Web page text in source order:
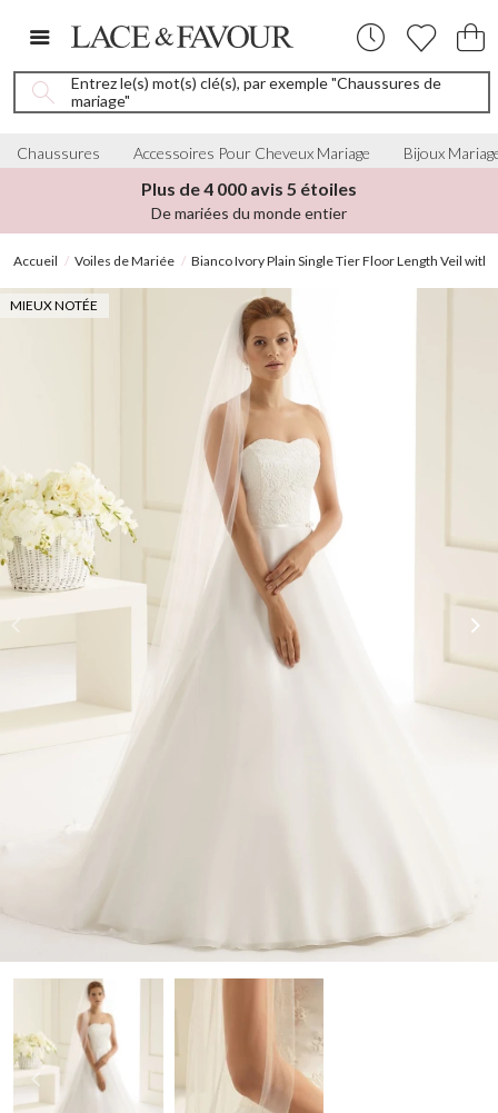
Entrez le(s) mot(s) clé(s), par exemple "Chaussures de
mariage"
Chaussures Accessoires Pour Cheveux Mariage Bijoux
Plus de 4 000 avis 5 étoiles
De mariées du monde entier
Accueil Voiles de Mariée Bianco Ivory Plain Single Tier Floor Length Veil with
MIEUX NOTÉE